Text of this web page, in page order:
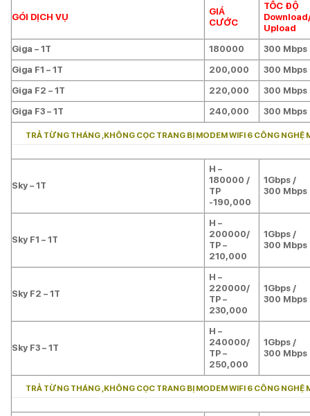
GÓI DỊCH VỤ
GIÁ
CƯỚC
TỐC ĐỘ
Upload
Giga – 1T
180000
300 Mbps
Giga F1 – 1T
200,000
300 Mbps
Giga F2 – 1T
220,000
300 Mbps
Giga F3 – 1T
240,000 300 Mbps
TRẢ TỪNG THÁNG ,KHÔNG CỌC TRANG BỊ MODEM WIFI 6 CÔNG NGHỆ
Sky – 1T
H –
180000 /
TP
-190,000
1Gbps /
300 Mbps
Sky F1 – 1T
H –
200000/
TP –
210,000
1Gbps /
300 Mbps
Sky F2 – 1T
H –
220000/
TP –
230,000
1Gbps /
300 Mbps
Sky F3 – 1T
H –
240000/
TP –
250,000
1Gbps /
300 Mbps
TRẢ TỪNG THÁNG ,KHÔNG CỌC TRANG BỊ MODEM WIFI 6 CÔNG NGHỆ